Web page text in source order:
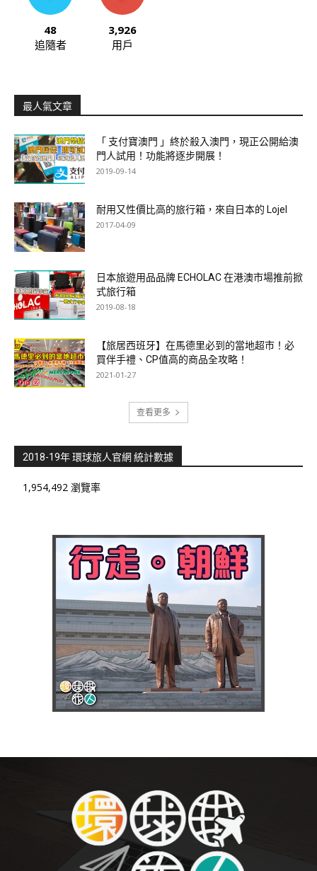
48
追隨者
3,926
用戶
最人氣文章
「 支付寶澳門 」終於殺入澳門，現正公開給澳
門人試用！功能將逐步開展！
2019-09-14
耐用又性價比高的旅行箱，來自日本的 Lojel
2017-04-09
日本旅遊用品品牌 ECHOLAC 在港澳市場推前掀
式旅行箱
2019-08-18
【旅居西班牙】在馬德里必到的當地超市！必
買伴手禮、CP值高的商品全攻略！
2021-01-27
查看更多
2018-19年 環球旅人官網 統計數據
1,954,492 瀏覽率